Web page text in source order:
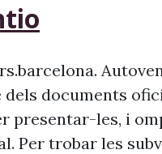
documents
presentar-les, i
Per trobar les